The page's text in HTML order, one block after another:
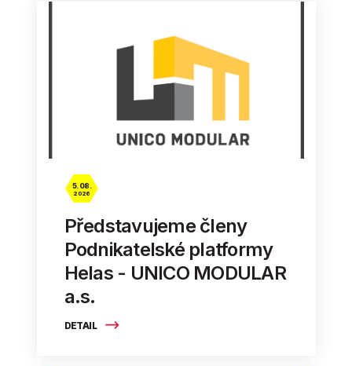
DETAIL
5. 08.
2026
Představujeme členy
Podnikatelské platformy
Helas - UNICO MODULAR
a.s.